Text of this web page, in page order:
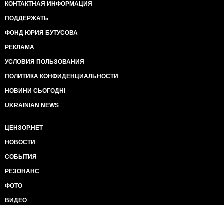
КОНТАКТНАЯ ИНФОРМАЦИЯ
ПОДДЕРЖАТЬ
ФОНД ЮРИЯ БУТУСОВА
РЕКЛАМА
УСЛОВИЯ ПОЛЬЗОВАНИЯ
ПОЛИТИКА КОНФИДЕНЦИАЛЬНОСТИ
НОВИНИ СЬОГОДНІ
UKRAINIAN NEWS
ЦЕНЗОР.НЕТ
НОВОСТИ
СОБЫТИЯ
РЕЗОНАНС
ФОТО
ВИДЕО